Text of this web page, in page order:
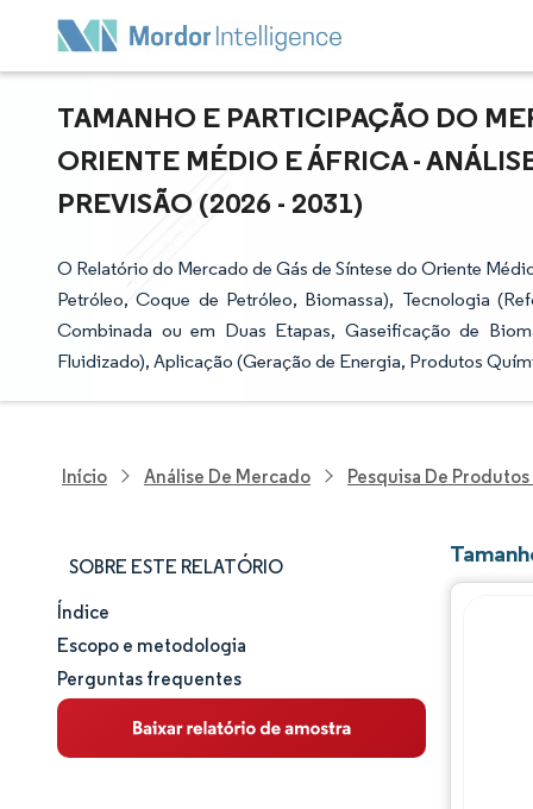
TAMANHO E PARTICIPAÇÃO DO
ORIENTE MÉDIO E ÁFRICA -
PREVISÃO (2026 - 2031)
O Relatório do Mercado de Gás de Síntese do Oriente
Petróleo, Coque de Petróleo, Biomassa), Tecnologia
Combinada ou em Duas Etapas, Gaseificação de
Fluidizado), Aplicação (Geração de Energia, Produtos
Início Análise De Mercado Pesquisa De
SOBRE ESTE RELATÓRIO
Tamanho e participação de mercado
Análise de mercado
Tendências e insights
Índice
Escopo e metodologia
Perguntas frequentes